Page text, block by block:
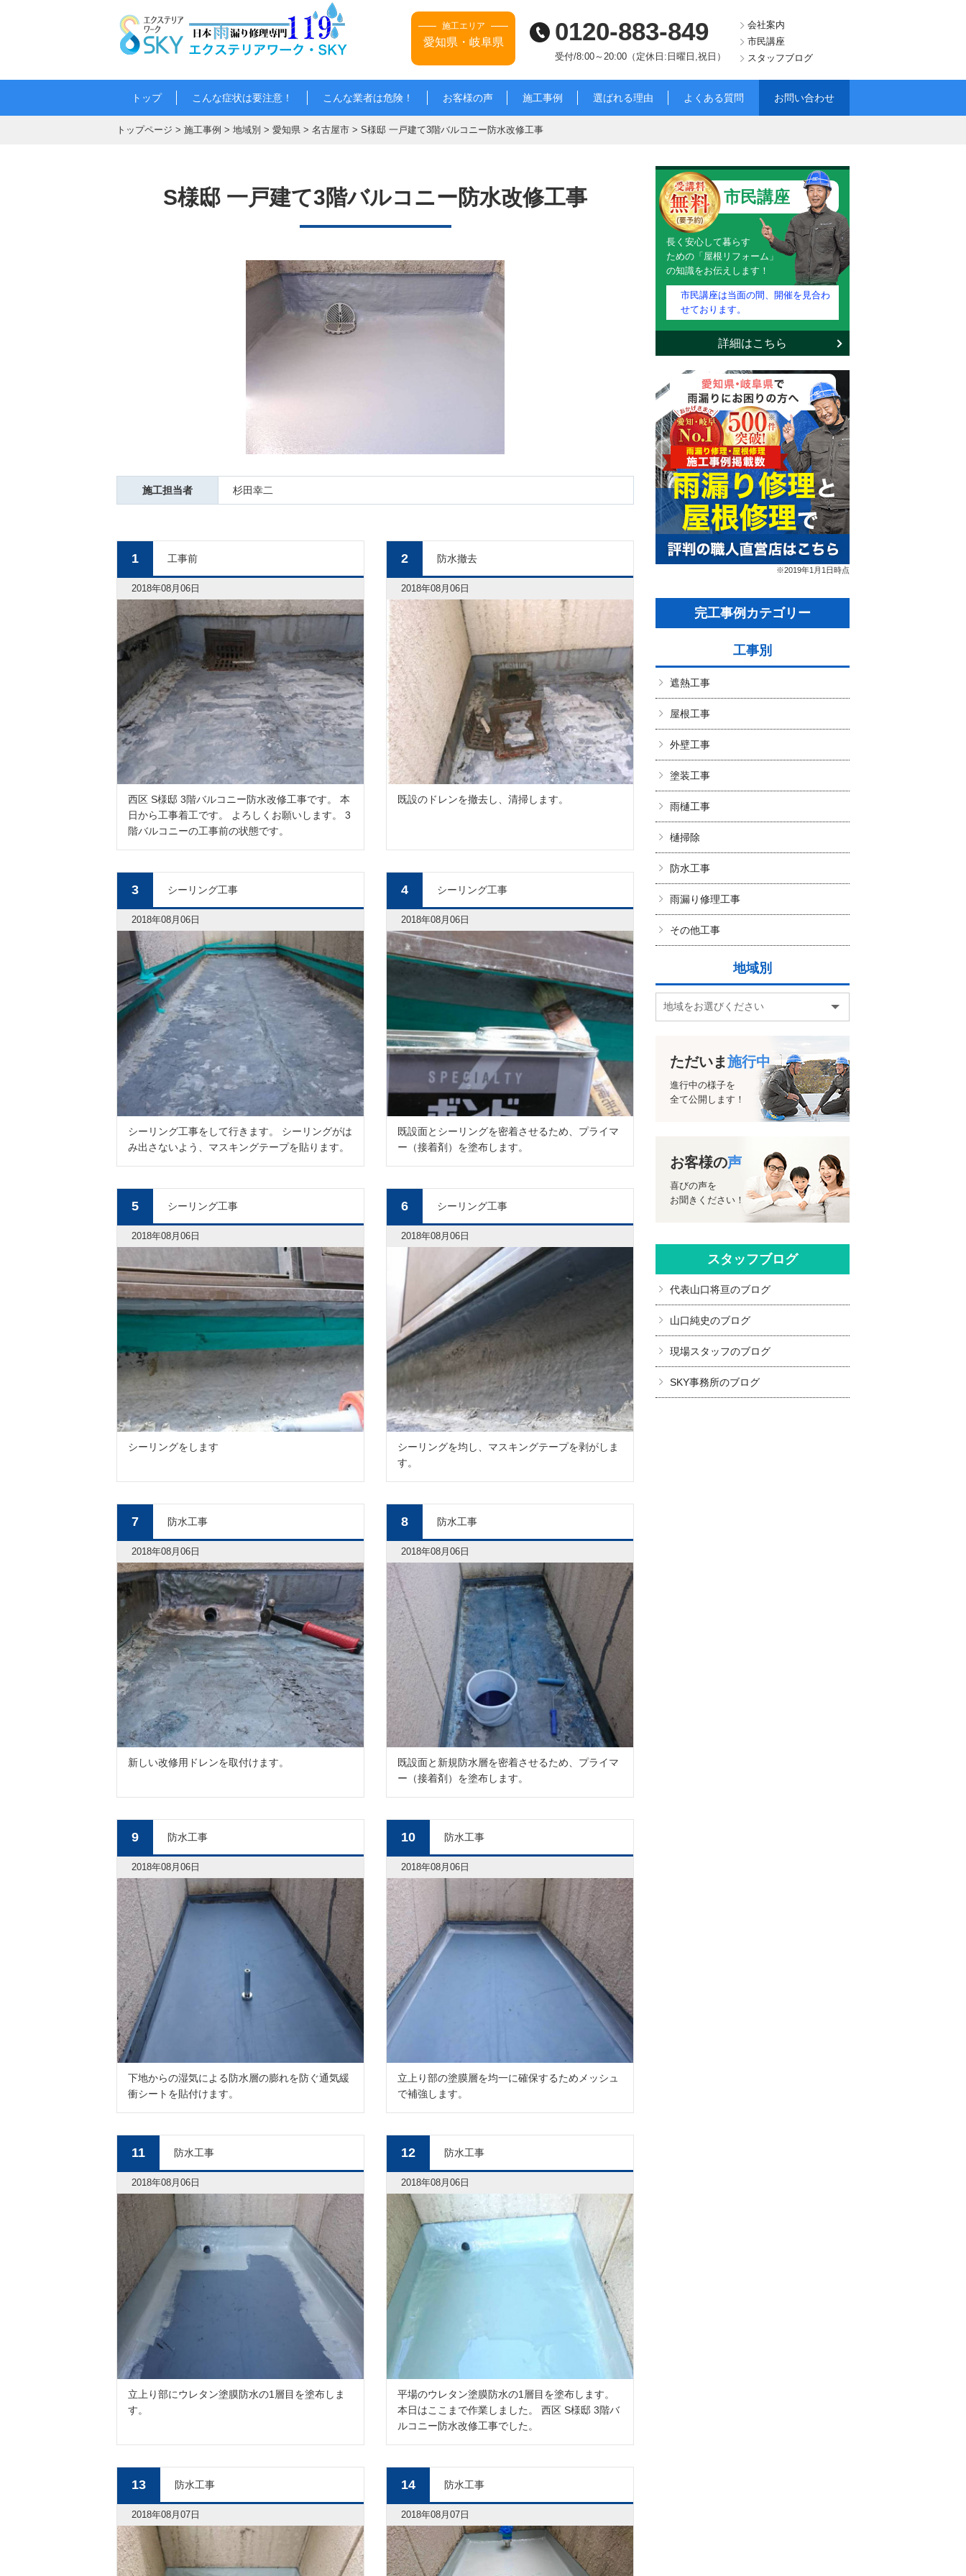
施工エリア
愛知県・岐阜県 0120-883-849
受付/8:00～20:00（定休日:日曜日,祝日）
会社案内
市民講座
スタッフブログ
トップ こんな症状は要注意！ こんな業者は危険！ お客様の声 施工事例 選ばれる理由 よくある質問 お問い合わせ
トップページ > 施工事例 > 地域別 > 愛知県 > 名古屋市 > S様邸 一戸建て3階バルコニー防水改修工事
S様邸 一戸建て3階バルコニー防水改修工事
施工担当者 杉田幸二
1 工事前
2018年08月06日
西区 S様邸 3階バルコニー防水改修工事です。 本
日から工事着工です。 よろしくお願いします。 3
階バルコニーの工事前の状態です。
2 防水撤去
2018年08月06日
既設のドレンを撤去し、清掃します。
3 シーリング工事
2018年08月06日
シーリング工事をして行きます。 シーリングがは
み出さないよう、マスキングテープを貼ります。
4 シーリング工事
2018年08月06日
既設面とシーリングを密着させるため、プライマ
ー（接着剤）を塗布します。
5 シーリング工事
2018年08月06日
シーリングをします
6 シーリング工事
2018年08月06日
シーリングを均し、マスキングテープを剥がしま
す。
7 防水工事
2018年08月06日
新しい改修用ドレンを取付けます。
8 防水工事
2018年08月06日
既設面と新規防水層を密着させるため、プライマ
ー（接着剤）を塗布します。
9 防水工事
2018年08月06日
下地からの湿気による防水層の膨れを防ぐ通気緩
衝シートを貼付けます。
10 防水工事
2018年08月06日
立上り部の塗膜層を均一に確保するためメッシュ
で補強します。
11 防水工事
2018年08月06日
立上り部にウレタン塗膜防水の1層目を塗布しま
す。
12 防水工事
2018年08月06日
平場のウレタン塗膜防水の1層目を塗布します。
本日はここまで作業しました。 西区 S様邸 3階バ
ルコニー防水改修工事でした。
13 防水工事
2018年08月07日
14 防水工事
2018年08月07日
市民講座
長く安心して暮らす
ための「屋根リフォーム」
の知識をお伝えします！
市民講座は当面の間、開催を見合わ
せております。
詳細はこちら
※2019年1月1日時点
完工事例カテゴリー
工事別
遮熱工事
屋根工事
外壁工事
塗装工事
雨樋工事
樋掃除
防水工事
雨漏り修理工事
その他工事
地域別
ただいま施行中
進行中の様子を
全て公開します！
お客様の声
喜びの声を
お聞きください！
スタッフブログ
代表山口将亘のブログ
山口純史のブログ
現場スタッフのブログ
SKY事務所のブログ